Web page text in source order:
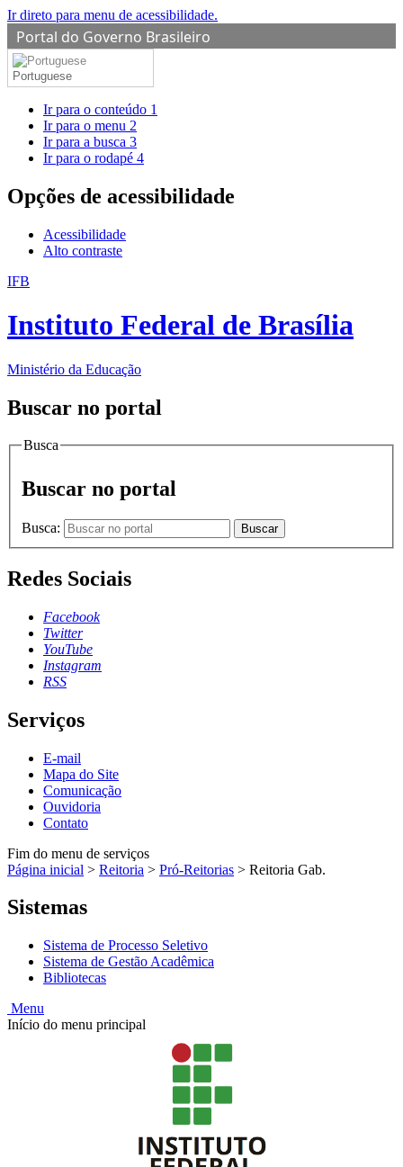
Ir direto para menu de acessibilidade.
Portal do Governo Brasileiro
Portuguese
Ir para o conteúdo 1
Ir para o menu 2
Ir para a busca 3
Ir para o rodapé 4
Opções de acessibilidade
Acessibilidade
Alto contraste
IFB
Instituto Federal de Brasília
Ministério da Educação
Buscar no portal
Busca
Buscar no portal
Busca: Buscar
Redes Sociais
Facebook
Twitter
YouTube
Instagram
RSS
Serviços
E-mail
Mapa do Site
Comunicação
Ouvidoria
Contato
Fim do menu de serviços
Página inicial > Reitoria > Pró-Reitorias > Reitoria Gab.
Sistemas
Sistema de Processo Seletivo
Sistema de Gestão Acadêmica
Bibliotecas
Menu
Início do menu principal